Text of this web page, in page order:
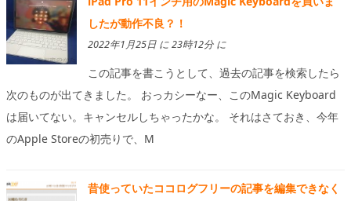
したが動作不良？！
2022年1月25日 に 23時12分 に
この記事を書こうとして、過去の記事を検索したら
次のものが出てきました。 おっカシーなー、このMagic Keyboard
は届いてない。キャンセルしちゃったかな。 それはさておき、今年
のApple Storeの初売りで、M
昔使っていたココログフリーの記事を編集できなく